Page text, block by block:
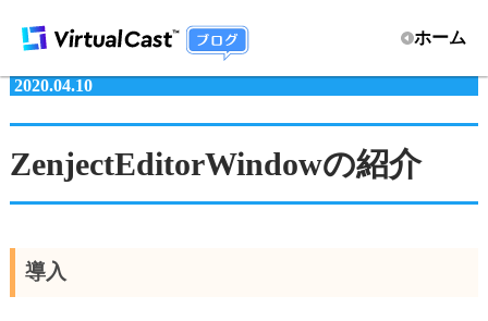
ホーム
2020.04.10
ZenjectEditorWindowの紹介
導入